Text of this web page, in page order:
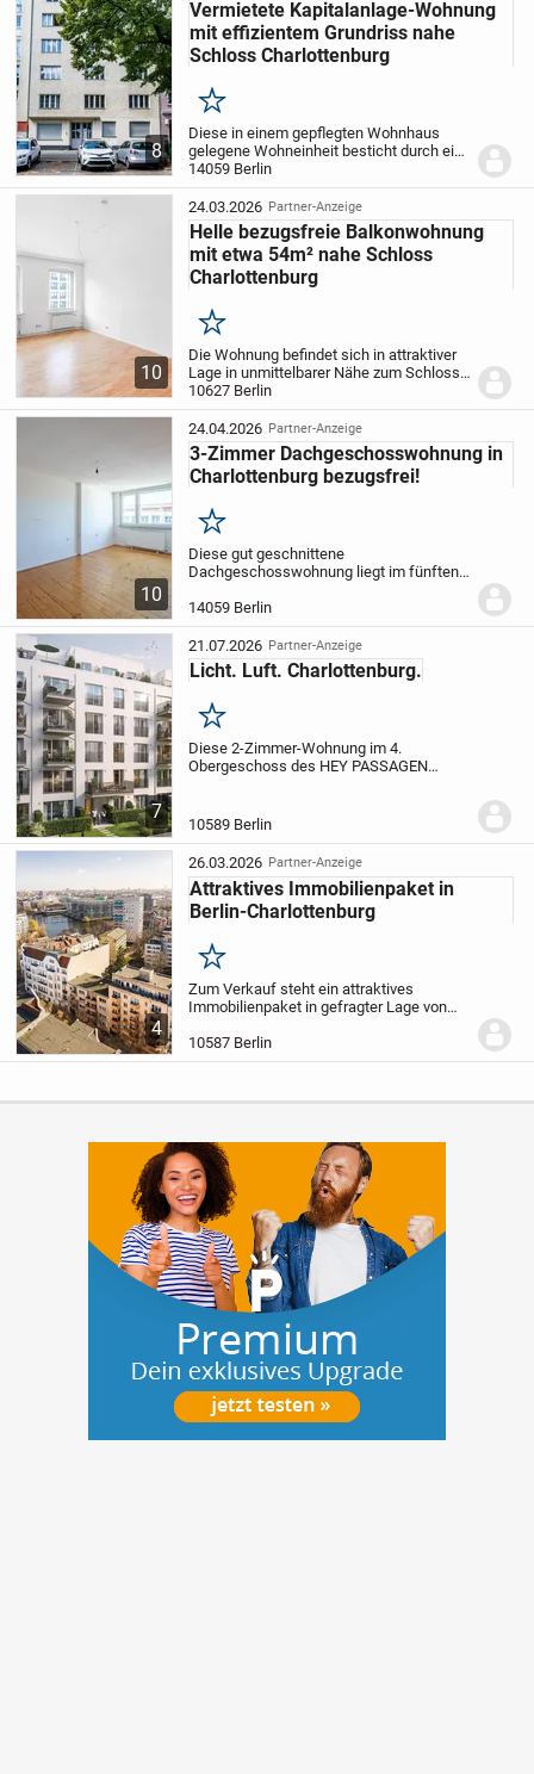
8
Vermietete Kapitalanlage-Wohnung
mit effizientem Grundriss nahe
Schloss Charlottenburg
Merken
Diese in einem gepflegten Wohnhaus
gelegene Wohneinheit besticht durch eine
klare und effiziente Raumaufteilung. Die
Struktur der vermieteten Wohnung
umfasst zwei gut nutzbare Zimmer, die
über einen...
14059 Berlin
10
24.03.2026 Partner-Anzeige
Helle bezugsfreie Balkonwohnung
mit etwa 54m² nahe Schloss
Charlottenburg
Merken
Die Wohnung befindet sich in attraktiver
Lage in unmittelbarer Nähe zum Schloss
Charlottenburg sowie zur technischen
Universität (TU Berlin) und verbindet damit
eine ruhige, grüne Umgebung mit kurzen...
10627 Berlin
10
24.04.2026 Partner-Anzeige
3-Zimmer Dachgeschosswohnung in
Charlottenburg bezugsfrei!
Merken
Diese gut geschnittene
Dachgeschosswohnung liegt im fünften
Gründerzeit-Gebäudes in der Sophie-
Charlotten-Straße und bietet auf rund
80,16 Quadratmetern eine...
14059 Berlin
7
21.07.2026 Partner-Anzeige
Licht. Luft. Charlottenburg.
Merken
Diese 2-Zimmer-Wohnung im 4.
Obergeschoss des HEY PASSAGEN
geschnitten, funktional geplant und
10589 Berlin
4
26.03.2026 Partner-Anzeige
Attraktives Immobilienpaket in
Berlin-Charlottenburg
Merken
Zum Verkauf steht ein attraktives
Immobilienpaket in gefragter Lage von
einer komplett renovierten 1-Zimmer-
Eigentumswohnung, einem PKW-
10587 Berlin